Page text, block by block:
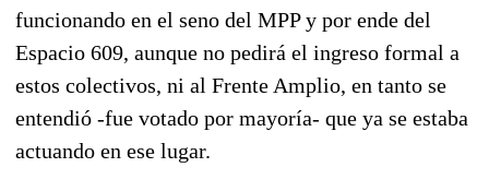
funcionando en el seno del MPP y por ende del
Espacio 609, aunque no pedirá el ingreso formal a
estos colectivos, ni al Frente Amplio, en tanto se
entendió ­-fue votado por mayoría-­ que ya se estaba
actuando en ese lugar.